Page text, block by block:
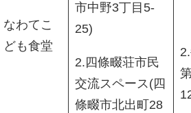
なわてこ
ども食堂
市中野3丁目5-
25)
2.四條畷荘市民
交流スペース(四
條畷市北出町28